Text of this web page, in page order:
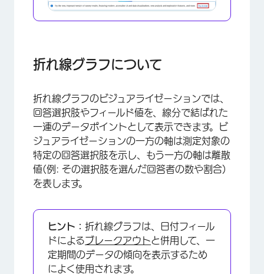
折れ線グラフについて
折れ線グラフのビジュアライゼーションでは、
回答選択肢やフィールド値を、線分で結ばれた
一連のデータポイントとして表示できます。ビ
ジュアライゼーションの一方の軸は測定対象の
特定の回答選択肢を示し、もう一方の軸は離散
値(例: その選択肢を選んだ回答者の数や割合)
を表します。
ヒント： 折れ線グラフは、日付フィール
ドによるブレークアウトと併用して、一
定期間のデータの傾向を表示するため
によく使用されます。